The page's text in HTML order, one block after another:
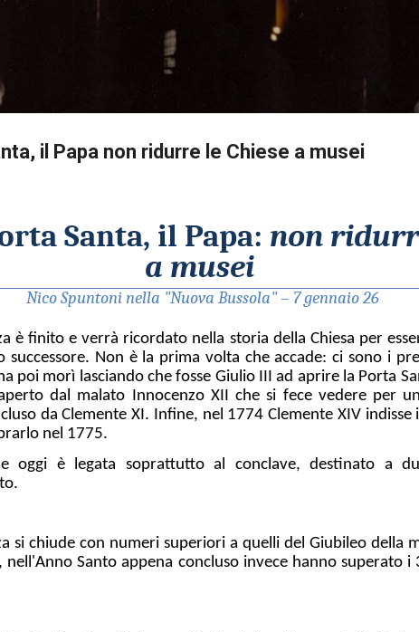
Passa ai contenuti principali
il Papa non ridurre le Chiese a musei
Santa, il Papa: non
a musei
Nico Spuntoni nella "Nuova Bussola" – 7 gennaio 26
è finito e verrà ricordato nella storia della Chiesa per
successore. Non è la prima volta che accade: ci sono i
poi morì lasciando che fosse Giulio III ad aprire la Porta
dal malato Innocenzo XII che si fece vedere per
da Clemente XI. Infine, nel 1774 Clemente XIV
nel 1775.
oggi è legata soprattutto al conclave, destinato a
si chiude con numeri superiori a quelli del Giubileo della
Santo appena concluso invece hanno superato